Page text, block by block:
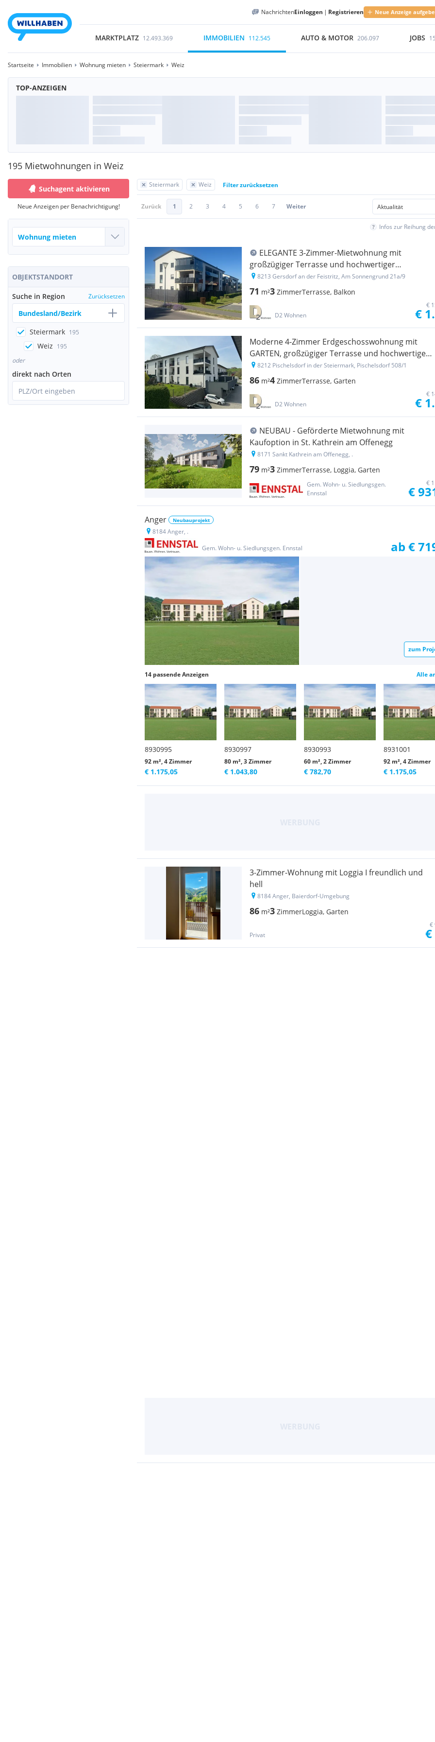
NachrichtenEinloggen | Registrieren Neue Anzeige
MARKTPLATZ 12.493.369 IMMOBILIEN 112.545 AUTO & MOTOR 206.097 JOBS
Startseite Immobilien Wohnung mieten Steiermark Weiz
TOP-ANZEIGEN
195 Mietwohnungen in Weiz
Suchagent aktivieren
Neue Anzeigen per Benachrichtigung!
OBJEKTSTANDORT
Suche in Region Zurücksetzen
Bundesland/Bezirk
Steiermark 195
Weiz 195
oder
direkt nach Orten
PLZ/Ort eingeben
Steiermark Weiz Filter zurücksetzen
Zurück 1 2 3 4 5 6 7 Weiter
Infos zur Reihung
ELEGANTE 3-Zimmer-Mietwohnung mit
großzügiger Terrasse und hochwertiger
Ausstattung inkl. POOL
8213 Gersdorf an der Feistritz, Am Sonnengrund 21a/9
71 m²3 ZimmerTerrasse, Balkon
D2 Wohnen
€
€
Moderne 4-Zimmer Erdgeschosswohnung mit
GARTEN, großzügiger Terrasse und hochwertiger
Ausstattung in optimaler Lage in Pischelsdorf
8212 Pischelsdorf in der Steiermark, Pischelsdorf 508/1
86 m²4 ZimmerTerrasse, Garten
D2 Wohnen
€
€
NEUBAU - Geförderte Mietwohnung mit
Kaufoption in St. Kathrein am Offenegg
8171 Sankt Kathrein am Offenegg, .
79 m²3 ZimmerTerrasse, Loggia, Garten
Gem. Wohn- u. Siedlungsgen.
Ennstal
€
€
Anger Neubauprojekt
8184 Anger, .
Gem. Wohn- u. Siedlungsgen. Ennstal
ab €
zum
14 passende Anzeigen Alle
8930995
92 m², 4 Zimmer
€ 1.175,05
8930997
80 m², 3 Zimmer
€ 1.043,80
8930993
60 m², 2 Zimmer
€ 782,70
8931001
92 m², 4 Zimmer
€ 1.175,05
3-Zimmer-Wohnung mit Loggia I freundlich und
hell
8184 Anger, Baierdorf-Umgebung
86 m²3 ZimmerLoggia, Garten
Privat
€
€